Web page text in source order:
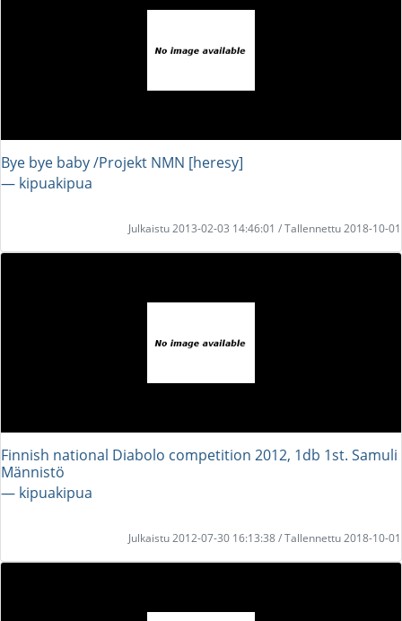
Bye bye baby /Projekt NMN [heresy]
― kipuakipua
Julkaistu 2013-02-03 14:46:01 / Tallennettu 2018-10-01
Finnish national Diabolo competition 2012, 1db 1st. Samuli
Männistö
― kipuakipua
Julkaistu 2012-07-30 16:13:38 / Tallennettu 2018-10-01